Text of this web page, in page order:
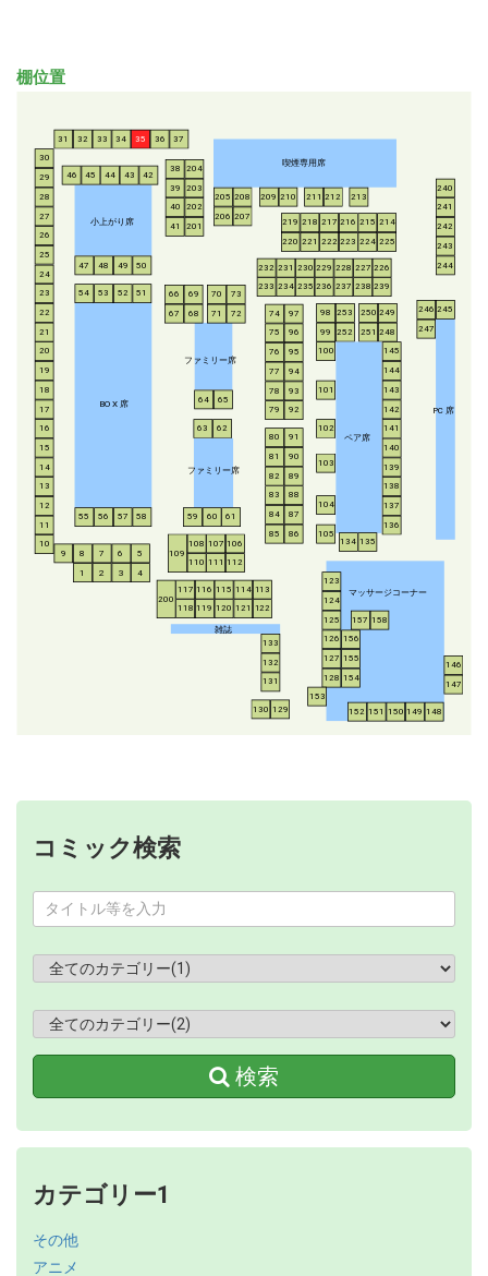
棚位置
小上がり席
BO X 席
ファミリー席
ファミリー席
喫煙専用席
ペア席
PC 席
マッサージコーナー
雑誌
1 2 3 4
5
6
7
8
9
10
11
12
13
14
15
16
17
18
19
20
21
22
23
24
25
26
27
28
29
30
31 32 33 34 35 36 37
38
39
40
41
42
43
44
45
46
47 48 49 50
51
52
53
54
55 56 57 58 59 60 61
62
63
64 65
66
67
68
69
70
71
72
73
74
75
76
77
78
79
80
81
82
83
84
85 86
87
88
89
90
91
92
93
94
95
96
97
98
99
100
101
102
103
104
105
106
107
108
109
110 111 112
113
114
115
116
117
118 119 120 121 122
123
124
125
126
127
128
129
130
131
132
133
134 135
136
137
138
139
140
141
142
143
144
145
146
147
148
149
150
151
152
153
154
155
156
157 158
200
201
202
203
204
205
206 207
208 209 210 211 212 213
214
215
216
217
218
219
220 221 222 223 224 225
226
227
228
229
230
231
232
233 234 235 236 237 238 239
240
241
242
243
244
245
246
247
248
249
250
251
252
253
コミック検索
検索
カテゴリー1
その他
アニメ